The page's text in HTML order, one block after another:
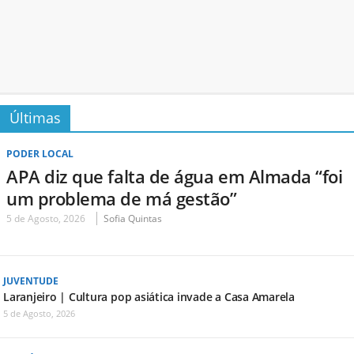
Últimas
PODER LOCAL
APA diz que falta de água em Almada “foi
um problema de má gestão”
5 de Agosto, 2026 Sofia Quintas
JUVENTUDE
Laranjeiro | Cultura pop asiática invade a Casa Amarela
5 de Agosto, 2026